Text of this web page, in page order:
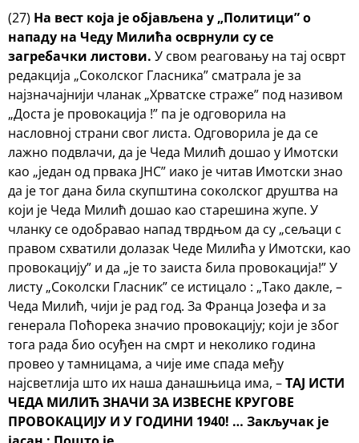
(27) На вест која је објављена у „Политици” о
нападу на Чеду Милића осврнули су се
загребачки листови. У свом реаговању на тај осврт
редакција „Соколског Гласника” сматрала је за
најзначајнији чланак „Хрватске страже” под називом
„Доста је провокација !” па је одговорила на
насловној страни свог листа. Одговорила је да се
лажно подвлачи, да је Чеда Милић дошао у Имотски
као „један од првака ЈНС” иако је читав Имотски знао
да је тог дана била скупштина соколског друштва на
који је Чеда Милић дошао као старешина жупе. У
чланку се одобравао напад тврдњом да су „сељаци с
правом схватили долазак Чеде Милића у Имотски, као
провокацију” и да „је то заиста била провокација!” У
листу „Соколски Гласник” се истицало : „Тако дакле, –
Чеда Милић, чији је рад год. За Франца Јозефа и за
генерала Поћорека значио провокацију; који је због
тога рада био осуђен на смрт и неколико година
провео у тамницама, а чије име спада међу
најсветлија што их наша данашњица има, –ТАЈ ИСТИ
ЧЕДА МИЛИЋ ЗНАЧИ ЗА ИЗВЕСНЕ КРУГОВЕ
ПРОВОКАЦИЈУ И У ГОДИНИ 1940! … Закључак је